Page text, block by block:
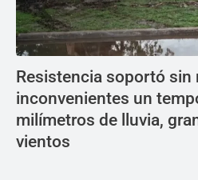
Resistencia soportó sin
inconvenientes un
milímetros de lluvia,
vientos